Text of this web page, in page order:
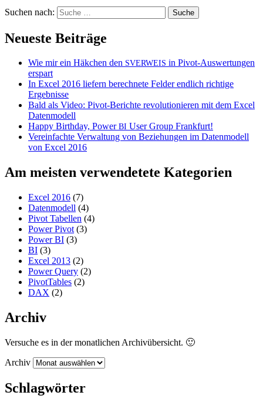
Suchen nach:
Neueste Beiträge
Wie mir ein Häkchen den SVERWEIS in Pivot-Auswertungen
erspart
In Excel 2016 liefern berechnete Felder endlich richtige
Ergebnisse
Bald als Video: Pivot-Berichte revolutionieren mit dem Excel
Datenmodell
Happy Birthday, PowerBI User Group Frankfurt!
Vereinfachte Verwaltung von Beziehungen im Datenmodell
von Excel 2016
Am meisten verwendetete Kategorien
Excel 2016 (7)
Datenmodell (4)
Pivot Tabellen (4)
Power Pivot (3)
Power BI (3)
BI (3)
Excel 2013 (2)
Power Query (2)
PivotTables (2)
DAX (2)
Archiv
Versuche es in der monatlichen Archivübersicht. 🙂
Archiv
Schlagwörter